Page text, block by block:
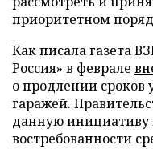
приоритетном
Как писала газета
Россия» в феврале
о продлении
гаражей.
данную инициативу
востребованности